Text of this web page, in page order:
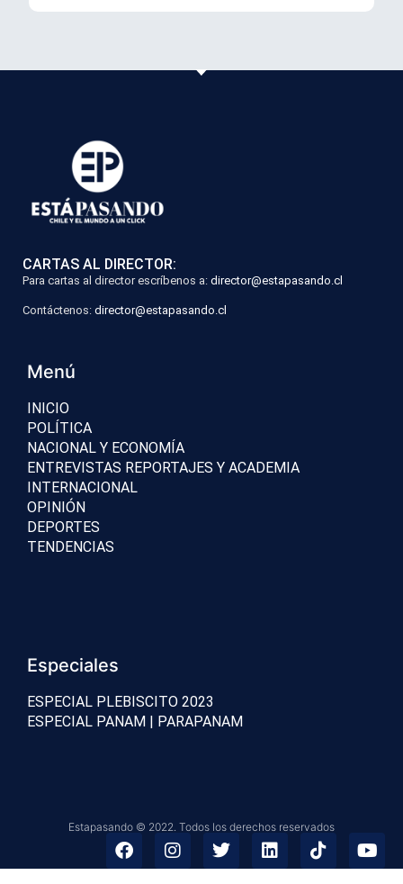
CARTAS AL DIRECTOR:
Para cartas al director escríbenos a: director@estapasando.cl
Contáctenos: director@estapasando.cl
Menú
INICIO
POLÍTICA
NACIONAL Y ECONOMÍA
ENTREVISTAS REPORTAJES Y ACADEMIA
INTERNACIONAL
OPINIÓN
DEPORTES
TENDENCIAS
Especiales
ESPECIAL PLEBISCITO 2023
ESPECIAL PANAM | PARAPANAM
Estapasando © 2022. Todos los derechos reservados